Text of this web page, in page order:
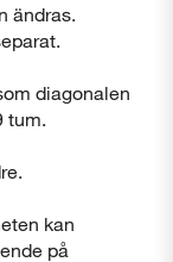
ändras.
diagonalen
kan
på
Stäng